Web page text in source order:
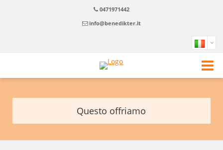
0471971442
info@benedikter.it
Questo offriamo